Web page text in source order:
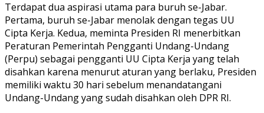
Terdapat dua aspirasi utama para buruh se-Jabar.
Pertama, buruh se-Jabar menolak dengan tegas UU
Cipta Kerja. Kedua, meminta Presiden RI menerbitkan
Peraturan Pemerintah Pengganti Undang-Undang
(Perpu) sebagai pengganti UU Cipta Kerja yang telah
disahkan karena menurut aturan yang berlaku, Presiden
memiliki waktu 30 hari sebelum menandatangani
Undang-Undang yang sudah disahkan oleh DPR RI.